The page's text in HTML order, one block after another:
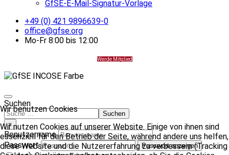
GfSE-E-Mail-Signatur-Vorlage
+49 (0) 421 9896639-0
office@gfse.org
Mo-Fr 8:00 bis 12:00
Werde Mitglied
Wir benutzen Cookies
Wir nutzen Cookies auf unserer Website. Einige von ihnen sind
essenziell für den Betrieb der Seite, während andere uns helfen,
diese Website und die Nutzererfahrung zu verbessern (Tracking
Suchen
Suchen
×
Benutzername
Passwort
Passwort anzeigen